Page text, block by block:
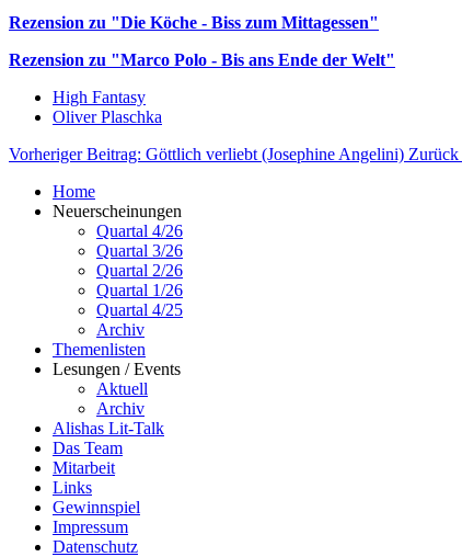
Rezension zu "Die Köche - Biss zum Mittagessen"
Rezension zu "Marco Polo - Bis ans Ende der Welt"
High Fantasy
Oliver Plaschka
Vorheriger Beitrag: Göttlich verliebt (Josephine Angelini) Zurück
Home
Neuerscheinungen
Quartal 4/26
Quartal 3/26
Quartal 2/26
Quartal 1/26
Quartal 4/25
Archiv
Themenlisten
Lesungen / Events
Aktuell
Archiv
Alishas Lit-Talk
Das Team
Mitarbeit
Links
Gewinnspiel
Impressum
Datenschutz